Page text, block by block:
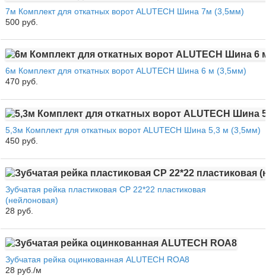
7м Комплект для откатных ворот ALUTECH Шина 7м (3,5мм)
500 руб.
6м Комплект для откатных ворот ALUTECH Шина 6 м (3,5мм)
470 руб.
5,3м Комплект для откатных ворот ALUTECH Шина 5,3 м (3,5мм)
450 руб.
Зубчатая рейка пластиковая CP 22*22 пластиковая
(нейлоновая)
28 руб.
Зубчатая рейка оцинкованная ALUTECH ROA8
28 руб./м